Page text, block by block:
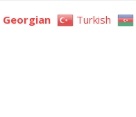
Georgian Turkish